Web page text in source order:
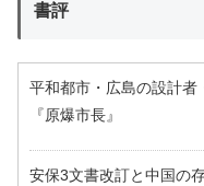
書評
平和都市・広島の設計者
『原爆市長』
安保3文書改訂と中国の